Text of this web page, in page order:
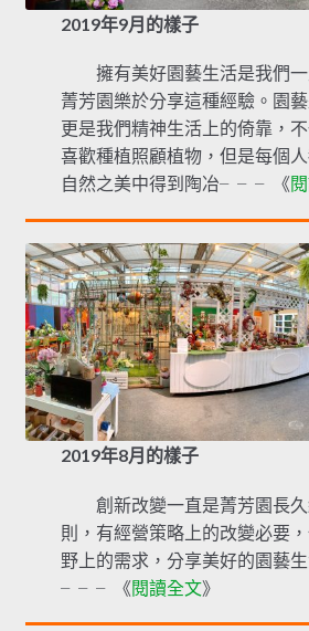
2019年9月的樣子
擁有美好園藝生活是我們一
菁芳園樂於分享這種經驗。園
更是我們精神生活上的倚靠，
喜歡種植照顧植物，但是每個
自然之美中得到陶冶╴╴╴《
2019年8月的樣子
創新改變一直是菁芳園長久
則，有經營策略上的改變必要
野上的需求，分享美好的園藝
╴╴╴《閱讀全文》